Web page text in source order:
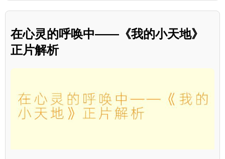
在心灵的呼唤中——《我的小天地》
正片解析